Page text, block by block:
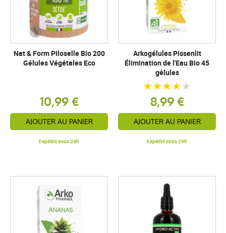
Nat & Form Piloselle Bio 200
Gélules Végétales Eco
10,99 €
AJOUTER AU PANIER
Expédié sous 24h
Arkogélules Pissenlit
Élimination de l'Eau Bio 45
gélules
8,99 €
AJOUTER AU PANIER
Expédié sous 24h